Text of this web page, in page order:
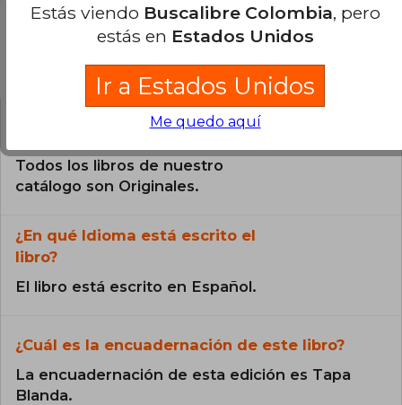
Preguntas frecuentes sobre el libro
Todos los libros de nuestro
catálogo son Originales.
¿En qué Idioma está escrito el
libro?
El libro está escrito en Español.
¿Cuál es la encuadernación de este libro?
La encuadernación de esta edición es Tapa
Blanda.
Estás viendo Buscalibre Colombia, pero
estás en Estados Unidos
Ir a Estados Unidos
Me quedo aquí